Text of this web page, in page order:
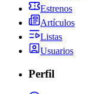
Estrenos
Artículos
Listas
Usuarios
Perfil